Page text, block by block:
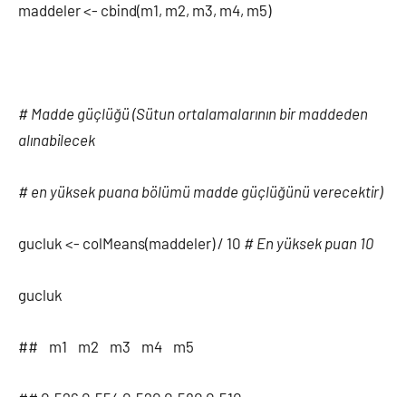
maddeler <- cbind(m1, m2, m3, m4, m5)
# Madde güçlüğü (Sütun ortalamalarının bir maddeden
alınabilecek
# en yüksek puana bölümü madde güçlüğünü verecektir)
gucluk <- colMeans(maddeler) / 10 # En yüksek puan 10
gucluk
## m1 m2 m3 m4 m5